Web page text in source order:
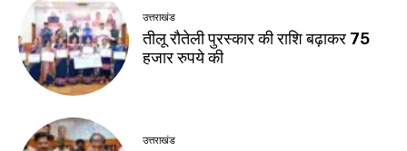
उत्तराखंड
तीलू रौतेली पुरस्कार की राशि बढ़ाकर 75
हजार रुपये की
उत्तराखंड